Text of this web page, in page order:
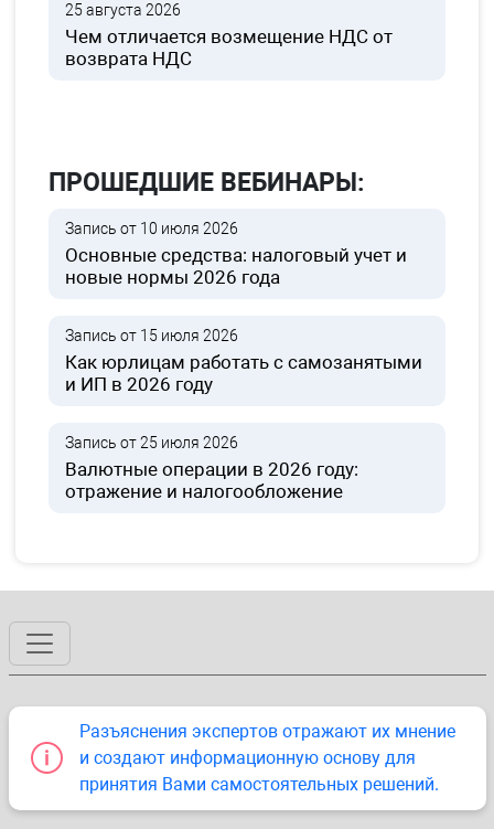
25 августа 2026
Чем отличается возмещение НДС от
возврата НДС
ПРОШЕДШИЕ ВЕБИНАРЫ:
Запись от 10 июля 2026
Основные средства: налоговый учет и
новые нормы 2026 года
Запись от 15 июля 2026
Как юрлицам работать с самозанятыми
и ИП в 2026 году
Запись от 25 июля 2026
Валютные операции в 2026 году:
отражение и налогообложение
Разъяснения экспертов отражают их мнение
и создают информационную основу для
принятия Вами самостоятельных решений.